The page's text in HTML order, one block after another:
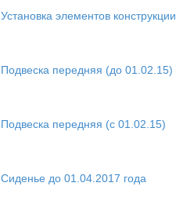
Установка элементов конструкции
Подвеска передняя (до 01.02.15)
Подвеска передняя (с 01.02.15)
Сиденье до 01.04.2017 года